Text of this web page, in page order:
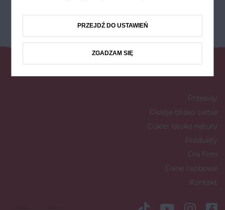
Przepisy
Okazje blisko siebie
Cukier blisko natury
Produkty
Dla firm
Dane osobowe
Kontakt
PRZEJDŹ DO USTAWIEŃ
ZGADZAM SIĘ